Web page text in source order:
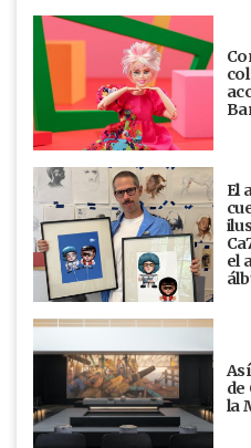
El
el
de
la